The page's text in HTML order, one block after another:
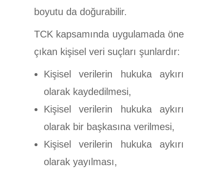
boyutu da doğurabilir.
TCK kapsamında uygulamada öne
çıkan kişisel veri suçları şunlardır:
Kişisel verilerin hukuka aykırı
olarak kaydedilmesi,
Kişisel verilerin hukuka aykırı
olarak bir başkasına verilmesi,
Kişisel verilerin hukuka aykırı
olarak yayılması,